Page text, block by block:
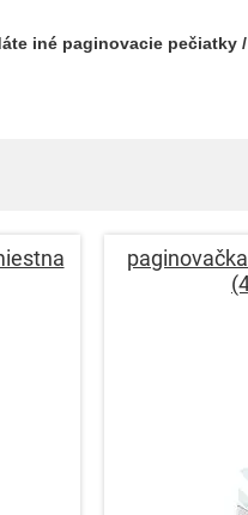
iné paginovacie pečiatky